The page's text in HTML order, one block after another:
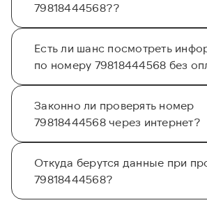
79818444568??
Есть ли шанс посмотреть
по номеру 79818444568 без
Законно ли проверять номер
79818444568 через интернет?
Откуда берутся данные при
79818444568?